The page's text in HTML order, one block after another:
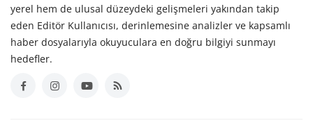
yerel hem de ulusal düzeydeki gelişmeleri yakından takip
eden Editör Kullanıcısı, derinlemesine analizler ve kapsamlı
haber dosyalarıyla okuyuculara en doğru bilgiyi sunmayı
hedefler.